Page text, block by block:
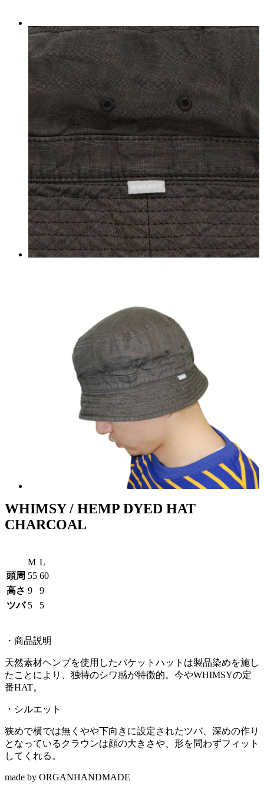
WHIMSY / HEMP DYED HAT
CHARCOAL
M L
頭周 55 60
高さ 9
9
ツバ 5 5
・商品説明
天然素材ヘンプを使用したバケットハットは製品染めを施し
たことにより、独特のシワ感が特徴的。今やWHIMSYの定
番HAT。
・シルエット
狭めで横では無くやや下向きに設定されたツバ、深めの作り
となっているクラウンは顔の大きさや、形を問わずフィット
してくれる。
made by ORGANHANDMADE